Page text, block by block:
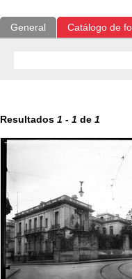
General Catálogo de
Resultados 1 - 1 de 1